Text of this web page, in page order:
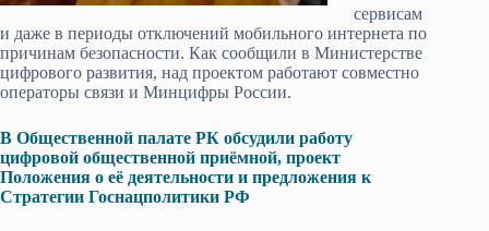
сервисам
и даже в периоды отключений мобильного интернета по
причинам безопасности. Как сообщили в Министерстве
цифрового развития, над проектом работают совместно
операторы связи и Минцифры России.
В Общественной палате РК обсудили работу
цифровой общественной приёмной, проект
Положения о её деятельности и предложения к
Стратегии Госнацполитики РФ